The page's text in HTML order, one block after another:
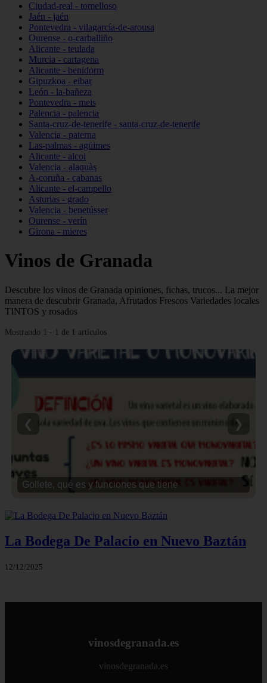
Ciudad-real - tomelloso
Jaén - jaén
Pontevedra - vilagarcía-de-arousa
Ourense - o-carballiño
Alicante - teulada
Murcia - cartagena
Alicante - benidorm
Gipuzkoa - eibar
León - la-bañeza
Pontevedra - meis
Palencia - palencia
Santa-cruz-de-tenerife - santa-cruz-de-tenerife
Valencia - paterna
Las-palmas - agüimes
Alicante - alcoi
Valencia - alaquàs
A-coruña - cabanas
Alicante - el-campello
Asturias - grado
Valencia - benetússer
Ourense - verín
Girona - mieres
Vinos de Granada
Descubre los vinos de Granada opiniones, fichas, trucos... La mejor
manera de descubrir Granada, Afrutados Frescos Variedades locales
TINTOS y rosados
Mostrando 1 - 1 de 1 artículos
Gollete, qué es y funciones que tiene
❮ ❯
La Bodega De Palacio en Nuevo Baztán
12/12/2025
vinosdegranada.es
vinosdegranada.es